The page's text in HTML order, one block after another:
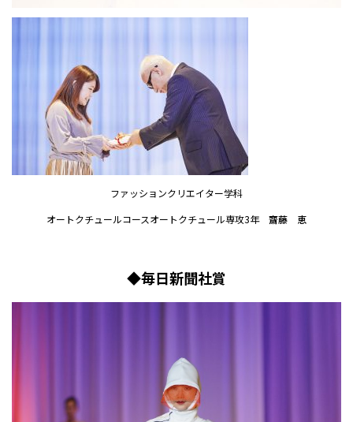
ファッションクリエイター学科
オートクチュールコースオートクチュール専攻3年 齋藤 恵
◆毎日新聞社賞